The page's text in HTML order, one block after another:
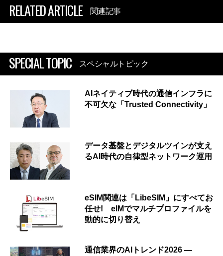
RELATED ARTICLE 関連記事
SPECIAL TOPIC スペシャルトピック
AIネイティブ時代の通信インフラに
不可欠な「Trusted Connectivity」
データ基盤とデジタルツインが支え
るAI時代の自律型ネットワーク運用
eSIM関連は「LibeSIM」にすべてお
任せ! eIMでマルチプロファイルを
動的に切り替え
通信業界のAIトレンド2026 ―